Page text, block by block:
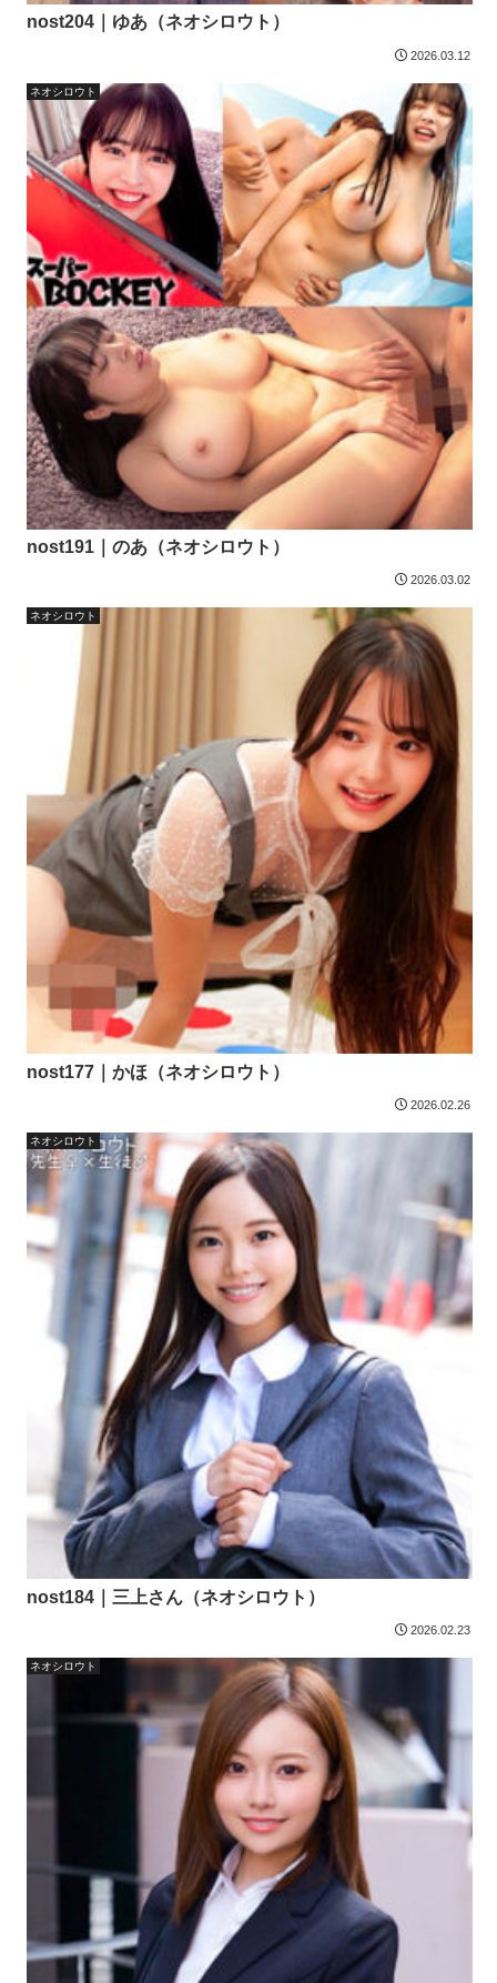
nost204｜ゆあ（ネオシロウト）
2026.03.12
ネオシロウト
nost191｜のあ（ネオシロウト）
2026.03.02
ネオシロウト
nost177｜かほ（ネオシロウト）
2026.02.26
ネオシロウト
nost184｜三上さん（ネオシロウト）
2026.02.23
ネオシロウト